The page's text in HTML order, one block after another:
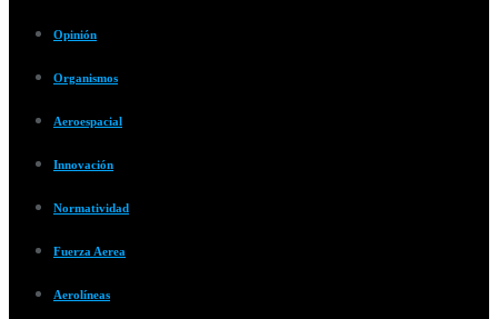
Opinión
Organismos
Aeroespacial
Innovación
Normatividad
Fuerza Aerea
Aerolíneas